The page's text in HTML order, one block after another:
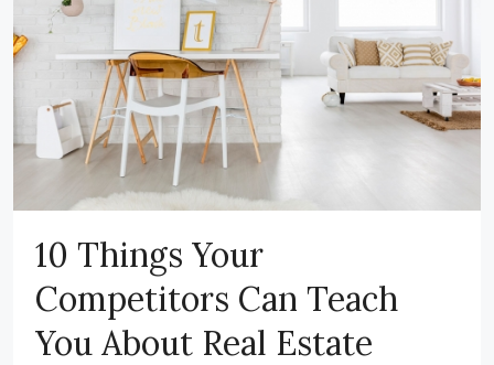
10 Things Your
Competitors Can Teach
You About Real Estate